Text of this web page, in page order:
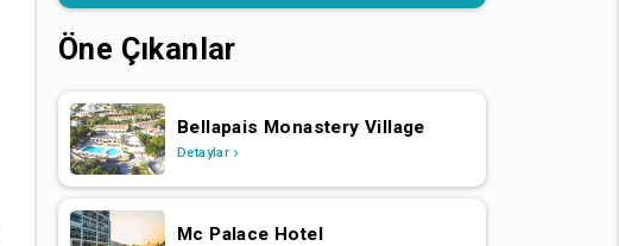
Öne Çıkanlar
Bellapais Monastery Village
Detaylar
Mc Palace Hotel